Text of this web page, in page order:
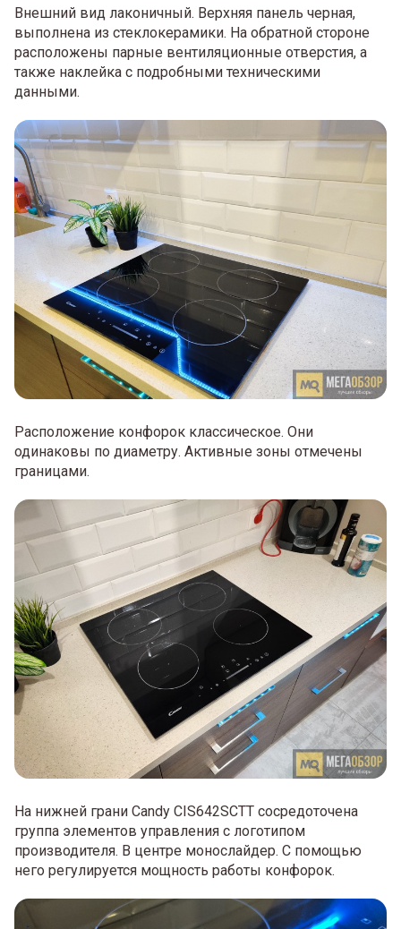
Внешний вид лаконичный. Верхняя панель черная,
выполнена из стеклокерамики. На обратной стороне
расположены парные вентиляционные отверстия, а
также наклейка с подробными техническими
данными.
Расположение конфорок классическое. Они
одинаковы по диаметру. Активные зоны отмечены
границами.
На нижней грани Candy CIS642SCTT сосредоточена
группа элементов управления с логотипом
производителя. В центре монослайдер. С помощью
него регулируется мощность работы конфорок.